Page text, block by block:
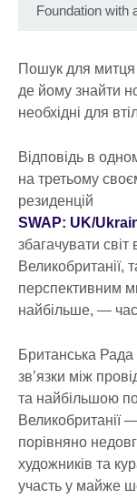
Foundation with
Пошук для
де йому знайти
необхідні для
Відповідь в
на третьому
резиденцій
SWAP: UK/
збагачувати світ
Великобританії,
перспективним
найбільше, —
Британська Рада
зв’язки між
та найбільшою
Великобританії
порівняно
художників та
участь у майже